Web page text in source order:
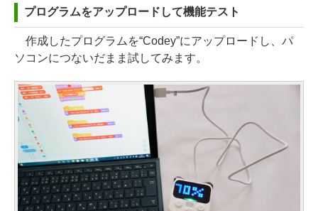
プログラムをアップロードして機能テスト
作成したプログラムを“Codey”にアップロードし、パ
ソコンにつないだまま試してみます。